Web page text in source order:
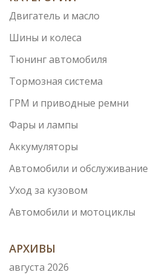
Двигатель и масло
Шины и колеса
Тюнинг автомобиля
Тормозная система
ГРМ и приводные ремни
Фары и лампы
Аккумуляторы
Автомобили и обслуживание
Уход за кузовом
Автомобили и мотоциклы
АРХИВЫ
августа 2026